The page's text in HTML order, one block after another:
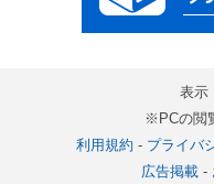
表示
※PCの閲
利用規約 - プライバ
広告掲載-